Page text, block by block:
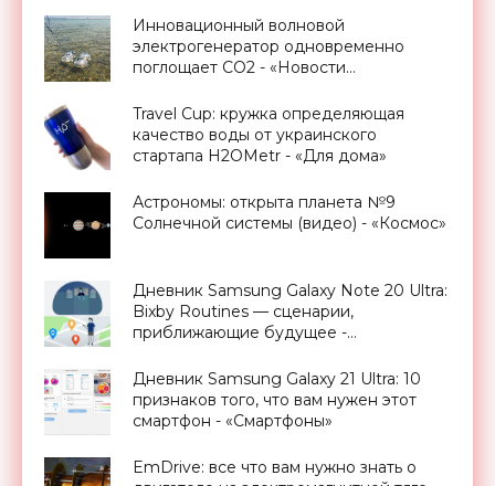
Инновационный волновой
электрогенератор одновременно
поглощает CO2 - «Новости
Travel Cup: кружка определяющая
качество воды от украинского
стартапа H2OMetr - «Для дома»
Астрономы: открыта планета №9
Солнечной системы (видео) - «Космос»
Дневник Samsung Galaxy Note 20 Ultra:
Bixby Routines — сценарии,
приближающие будущее -
Дневник Samsung Galaxy 21 Ultra: 10
признаков того, что вам нужен этот
смартфон - «Смартфоны»
EmDrive: все что вам нужно знать о